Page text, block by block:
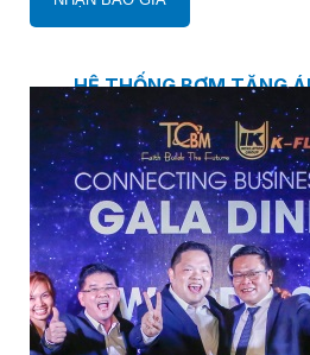
HỆ THỐNG BƠM TĂNG
BƠM TRỤC ĐỨNG ĐƠN
BƠM TRỤC ĐỨNG ĐA
BƠM TRỤC NGANG ĐA